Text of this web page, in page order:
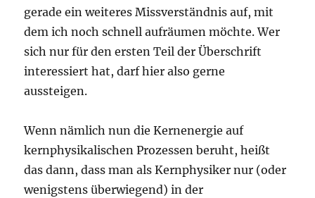
gerade ein weiteres Missverständnis auf, mit
dem ich noch schnell aufräumen möchte. Wer
sich nur für den ersten Teil der Überschrift
interessiert hat, darf hier also gerne
aussteigen.
Wenn nämlich nun die Kernenergie auf
kernphysikalischen Prozessen beruht, heißt
das dann, dass man als Kernphysiker nur (oder
wenigstens überwiegend) in der